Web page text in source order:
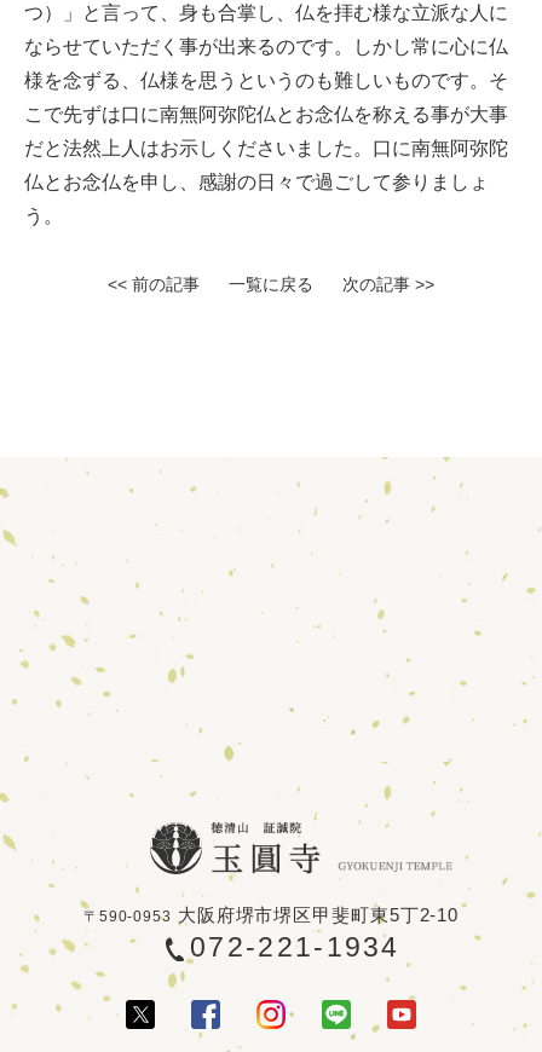
つ）」と言って、身も合掌し、仏を拝む様な立派な人に
ならせていただく事が出来るのです。しかし常に心に仏
様を念ずる、仏様を思うというのも難しいものです。そ
こで先ずは口に南無阿弥陀仏とお念仏を称える事が大事
だと法然上人はお示しくださいました。口に南無阿弥陀
仏とお念仏を申し、感謝の日々で過ごして参りましょ
う。
<< 前の記事 一覧に戻る 次の記事 >>
〒590-0953 大阪府堺市堺区甲斐町東5丁2-10
072-221-1934